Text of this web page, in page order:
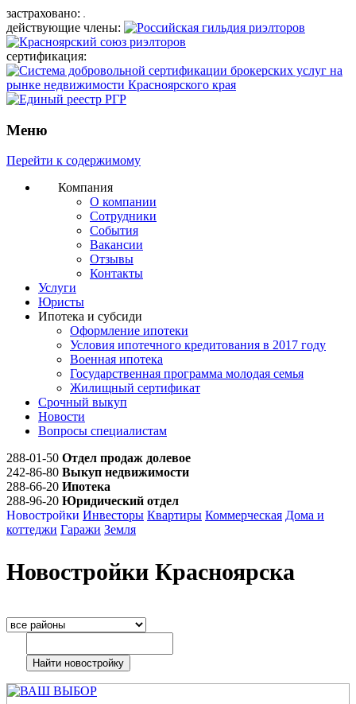
застраховано:
действующие члены:
сертификация:
Меню
Перейти к содержимому
Компания
О компании
Сотрудники
События
Вакансии
Отзывы
Контакты
Услуги
Юристы
Ипотека и субсиди
Оформление ипотеки
Условия ипотечного кредитования в 2017 году
Военная ипотека
Государственная программа молодая семья
Жилищный сертификат
Срочный выкуп
Новости
Вопросы специалистам
288-01-50 Отдел продаж долевое
242-86-80 Выкуп недвижимости
288-66-20 Ипотека
288-96-20 Юридический отдел
Новостройки Инвесторы Квартиры Коммерческая Дома и
коттеджи Гаражи Земля
Новостройки Красноярска